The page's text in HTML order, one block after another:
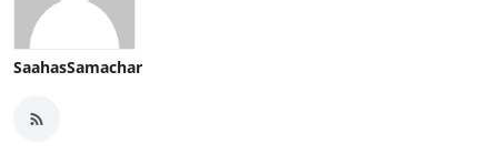
SaahasSamachar